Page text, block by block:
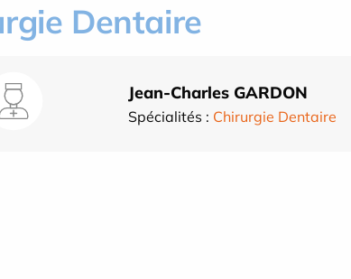
Dentaire
Jean-Charles GARDON
Spécialités : Chirurgie Dentaire